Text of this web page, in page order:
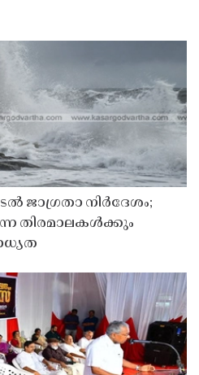
ജാഗ്രതാ നിർദേശം;
തിരമാലകൾക്കും